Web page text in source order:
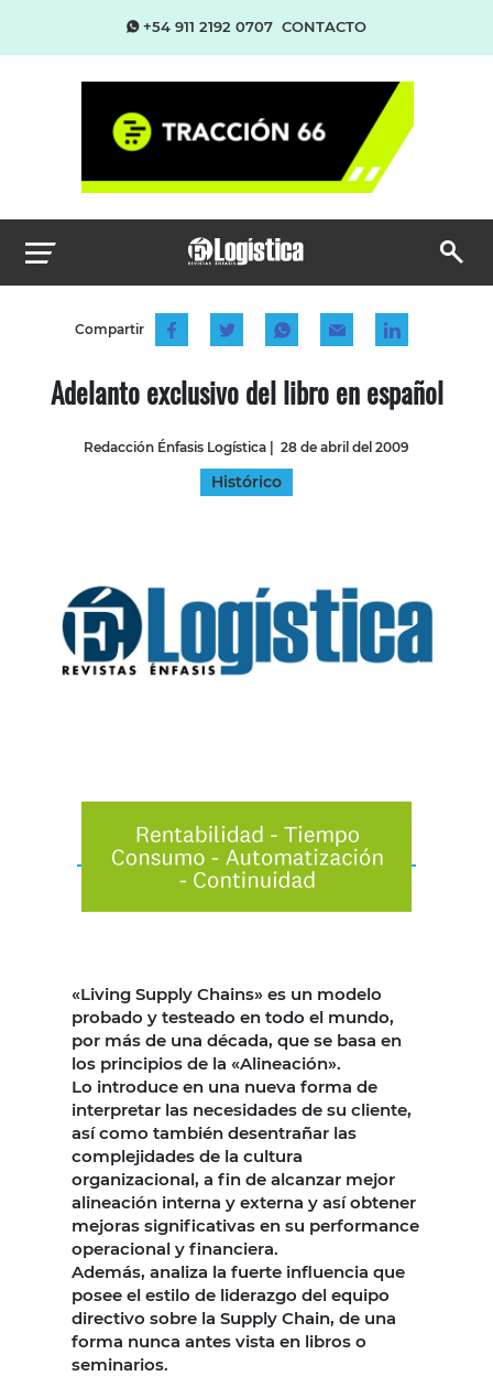
+54 911 2192 0707 CONTACTO
Compartir
Adelanto exclusivo del libro en español
Redacción Énfasis Logística | 28 de abril del 2009
Histórico
«Living Supply Chains» es un modelo
probado y testeado en todo el mundo,
por más de una década, que se basa en
los principios de la «Alineación».
Lo introduce en una nueva forma de
interpretar las necesidades de su cliente,
así como también desentrañar las
complejidades de la cultura
organizacional, a fin de alcanzar mejor
alineación interna y externa y así obtener
mejoras significativas en su performance
operacional y financiera.
Además, analiza la fuerte influencia que
posee el estilo de liderazgo del equipo
directivo sobre la Supply Chain, de una
forma nunca antes vista en libros o
seminarios.